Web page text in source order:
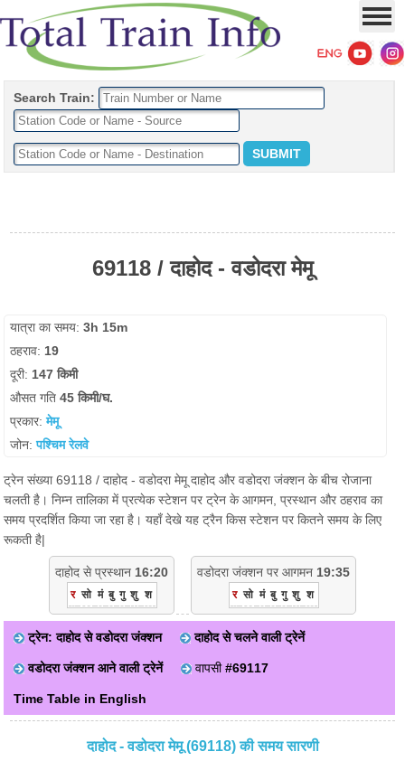
Search Train:
69118 / दाहोद - वडोदरा मेमू
यात्रा का समय:3h 15m
ठहराव: 19
दूरी: 147 किमी
औसत गति45 किमी/घ.
प्रकार:मेमू
जोन:पश्चिम रेलवे
ट्रेन संख्या 69118 / दाहोद - वडोदरा मेमू दाहोद और वडोदरा जंक्शन के बीच रोजाना
चलती है। निम्न तालिका में प्रत्येक स्टेशन पर ट्रेन के आगमन, प्रस्थान और ठहराव का
समय प्रदर्शित किया जा रहा है। यहाँ देखे यह ट्रैन किस स्टेशन पर कितने समय के लिए
रूकती है|
दाहोद से प्रस्थान 16:20
र सो मं बु गु शु श
वडोदरा जंक्शन पर आगमन 19:35
र सो मं बु गु शु श
ट्रेन: दाहोद से वडोदरा जंक्शन दाहोद से चलने वाली ट्रेनें
वडोदरा जंक्शन आने वाली ट्रेनें वापसी#69117
Time Table in English
दाहोद - वडोदरा मेमू (69118) की समय सारणी